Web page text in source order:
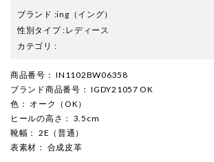
ブランド :ing （イング）
性別タイプ:レディース
カテゴリ :
商品番号 ： IN1102BW06358
ブランド商品番号 ： IGDY21057 OK
色 ： オーク（OK）
ヒールの高さ ： 3.5cm
靴幅 ： 2E（普通）
表素材 ： 合成皮革